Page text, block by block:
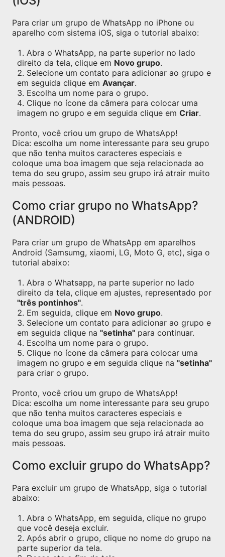
Para criar um grupo de WhatsApp no iPhone ou
aparelho com sistema iOS, siga o tutorial abaixo:
Abra o WhatsApp, na parte superior no lado
direito da tela, clique em Novo grupo.
Selecione um contato para adicionar ao grupo e
em seguida clique em Avançar.
Escolha um nome para o grupo.
Clique no ícone da câmera para colocar uma
imagem no grupo e em seguida clique em Criar.
Pronto, você criou um grupo de WhatsApp!
Dica: escolha um nome interessante para seu grupo
que não tenha muitos caracteres especiais e
coloque uma boa imagem que seja relacionada ao
tema do seu grupo, assim seu grupo irá atrair muito
mais pessoas.
Como criar grupo no WhatsApp?
(ANDROID)
Para criar um grupo de WhatsApp em aparelhos
Android (Samsumg, xiaomi, LG, Moto G, etc), siga o
tutorial abaixo:
Abra o Whatsapp, na parte superior no lado
direito da tela, clique em ajustes, representado por
"três pontinhos".
Em seguida, clique em Novo grupo.
Selecione um contato para adicionar ao grupo e
em seguida clique na "setinha" para continuar.
Escolha um nome para o grupo.
Clique no ícone da câmera para colocar uma
imagem no grupo e em seguida clique na "setinha"
para criar o grupo.
Pronto, você criou um grupo de WhatsApp!
Dica: escolha um nome interessante para seu grupo
que não tenha muitos caracteres especiais e
coloque uma boa imagem que seja relacionada ao
tema do seu grupo, assim seu grupo irá atrair muito
mais pessoas.
Como excluir grupo do WhatsApp?
Para excluir um grupo de WhatsApp, siga o tutorial
abaixo:
Abra o WhatsApp, em seguida, clique no grupo
que você deseja excluir.
Após abrir o grupo, clique no nome do grupo na
parte superior da tela.